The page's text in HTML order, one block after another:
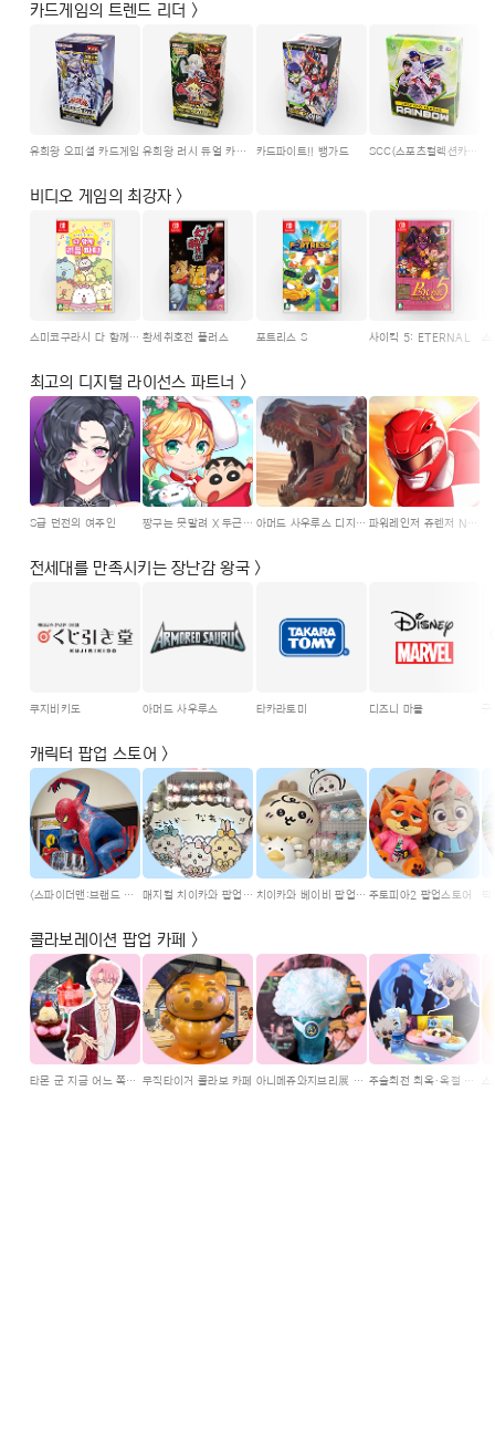
카드게임의 트렌드 리더 >
유희왕 오피셜 카드게임 유희왕 러시 듀얼 카드게임 카드파이트!! 뱅가드 SCC(스포츠컬렉션카드)
비디오 게임의 최강자 >
스미코구라시 다 함께 리듬파티 환세취호전 플러스 포트리스 S 사이킥 5: ETERNAL
최고의 디지털 라이선스 파트너 >
S급 던전의 여주인 짱구는 못말려 X 두근두근 레스토랑 아머드 사우루스 디지털컬렉터블스 파워레인저 쥬렌저 NFT 카드
전세대를 만족시키는 장난감 왕국 >
쿠지비키도 아머드 사우루스 타카라토미 디즈니 마블
캐릭터 팝업 스토어 >
<스파이더맨:브랜드 뉴 데이> 개봉 기념 마블 컬렉션 팝업 매지컬 치이카와 팝업스토어 치이카와 베이비 팝업스토어 주토피아2 팝업스토어
콜라보레이션 팝업 카페 >
타몬 군 지금 어느 쪽?! 콜라보 카페 무직타이거 콜라보 카페 아니메쥬와지브리展 콜라보 카페 주술회전 회옥·옥절 콜라보 카페